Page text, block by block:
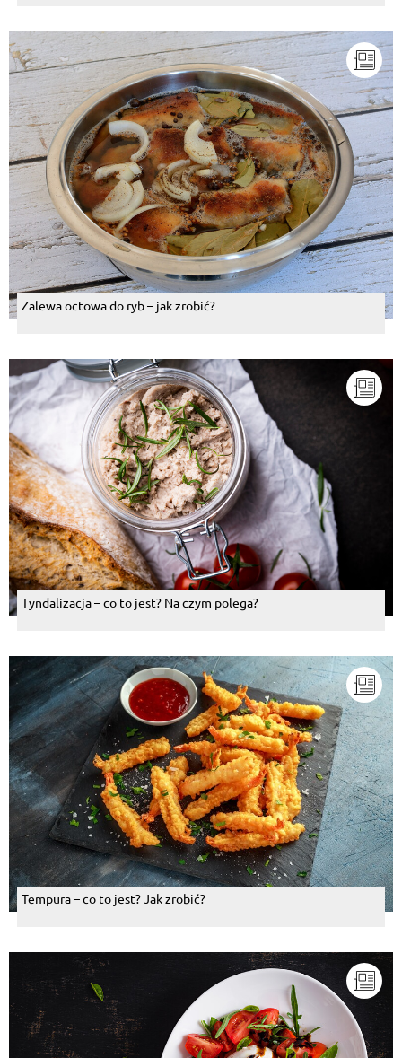
Zalewa octowa do ryb – jak zrobić?
Tyndalizacja – co to jest? Na czym polega?
Tempura – co to jest? Jak zrobić?